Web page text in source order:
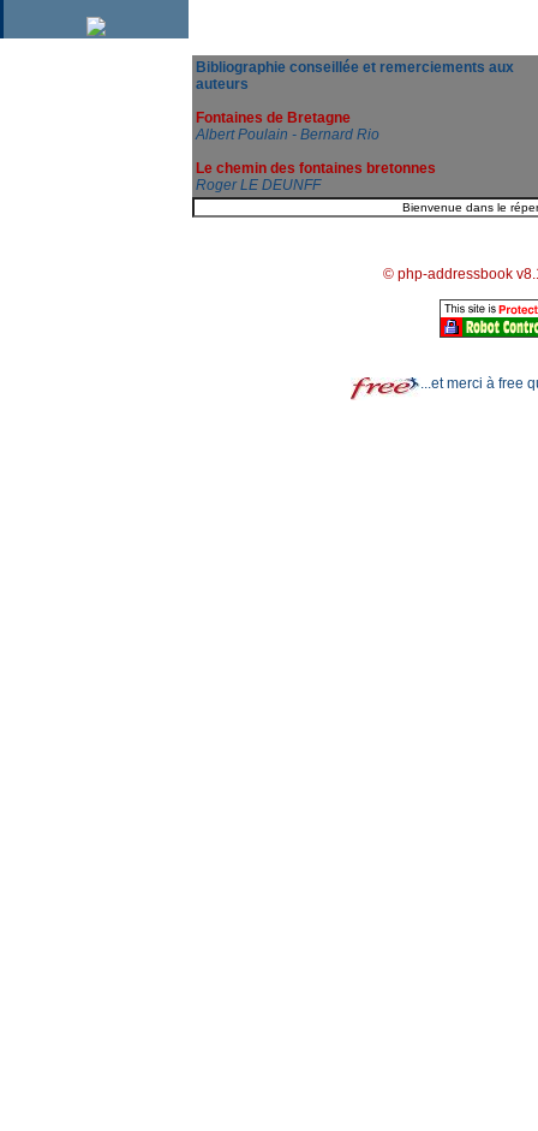
Bibliographie conseillée et remerciements aux
auteurs
Fontaines de Bretagne
Albert Poulain - Bernard Rio
Le chemin des fontaines bretonnes
Roger LE DEUNFF
© php-addressbook
...et merci à free